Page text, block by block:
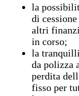
la
di
altri
in corso;
la
da polizza
perdita
fisso per